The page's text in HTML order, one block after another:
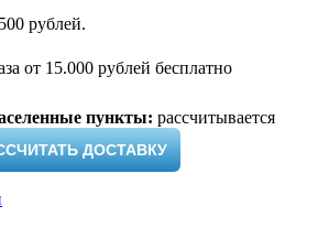
рублей.
от 15.000 рублей бесплатно
пункты: рассчитывается
ДОСТАВКУ